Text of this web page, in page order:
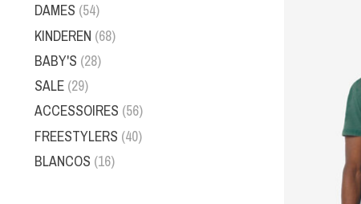
DAMES (54)
KINDEREN (68)
BABY'S (28)
SALE (29)
ACCESSOIRES (56)
FREESTYLERS (40)
BLANCOS (16)